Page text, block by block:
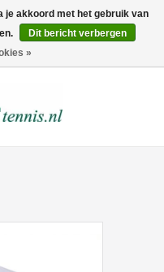
0 Artikelen - €0,00
je akkoord met het gebruik van
Dit bericht verbergen
»